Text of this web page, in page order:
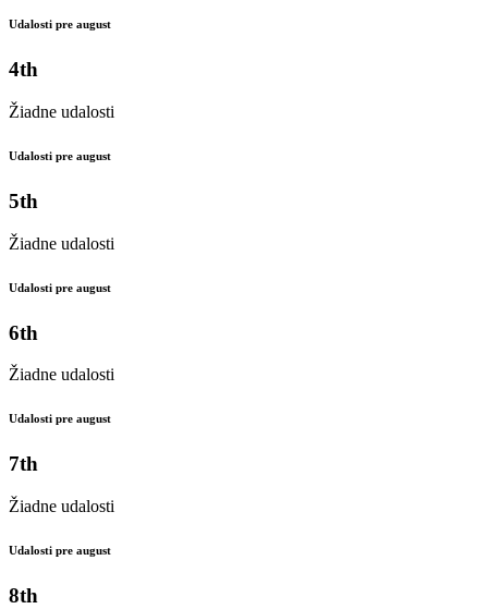
Udalosti pre august
4th
Žiadne udalosti
Udalosti pre august
5th
Žiadne udalosti
Udalosti pre august
6th
Žiadne udalosti
Udalosti pre august
7th
Žiadne udalosti
Udalosti pre august
8th